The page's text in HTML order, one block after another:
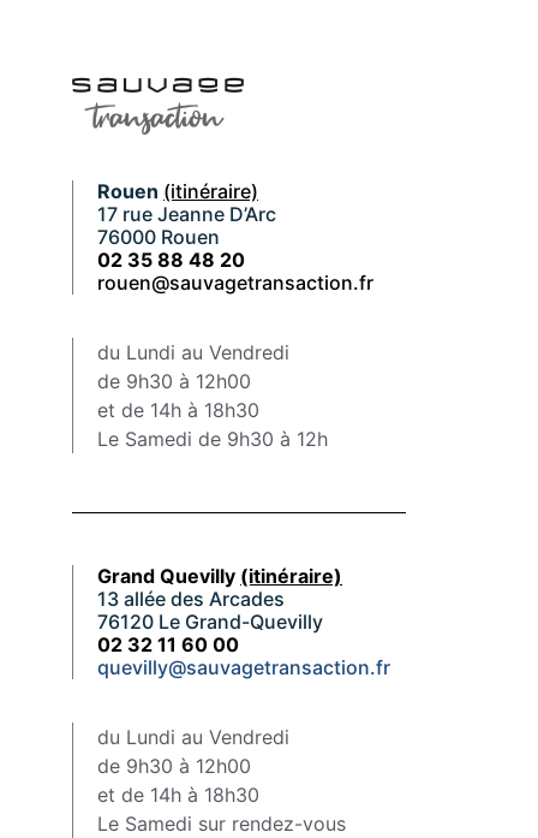
Rouen (itinéraire)
17 rue Jeanne D’Arc
76000 Rouen
02 35 88 48 20
rouen@sauvagetransaction.fr
du Lundi au Vendredi
de 9h30 à 12h00
et de 14h à 18h30
Le Samedi de 9h30 à 12h
Grand Quevilly (itinéraire)
13 allée des Arcades
76120 Le Grand-Quevilly
02 32 11 60 00
quevilly@sauvagetransaction.fr
du Lundi au Vendredi
de 9h30 à 12h00
et de 14h à 18h30
Le Samedi sur rendez-vous